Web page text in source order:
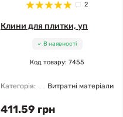
2
Клини для плитки, уп
В наявності
Код товару: 7455
Категорія: Витратні матеріали
411.59 грн